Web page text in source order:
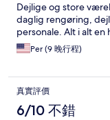
Dejlige og store
daglig rengøring,
personale. Alt i alt en
Per (9 晚行程)
真實評價
6/10 不錯